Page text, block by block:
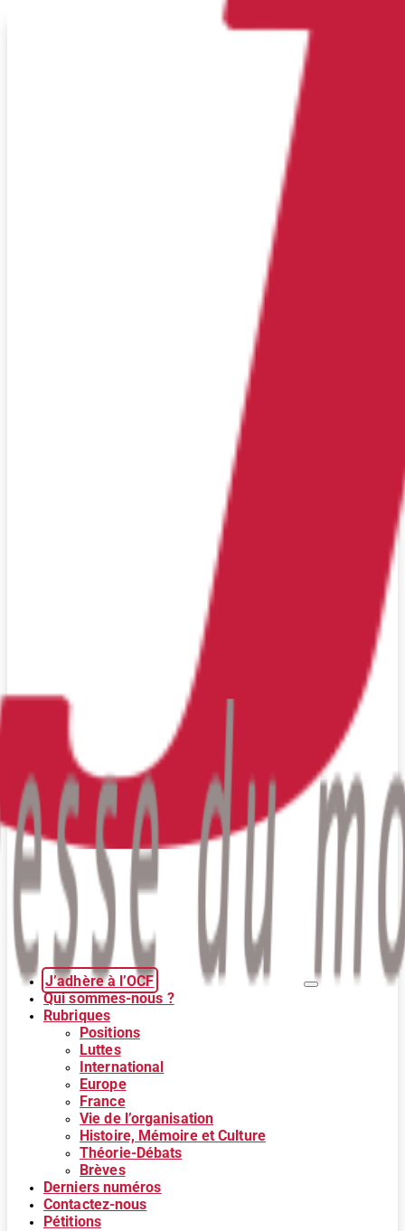
J’adhère à l’OCF
Qui sommes-nous ?
Rubriques
Positions
Luttes
International
Europe
France
Vie de l’organisation
Histoire, Mémoire et Culture
Théorie-Débats
Brèves
Derniers numéros
Contactez-nous
Pétitions